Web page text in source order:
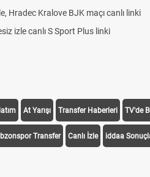
Hradec Kralove BJK maçı canlı linki
izle canlı S Sport Plus linki
At Yarışı Transfer Haberleri TV'de
Transfer Canlı İzle iddaa